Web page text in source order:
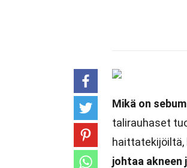
Mikä on
talirauhaset
johtaa akneen